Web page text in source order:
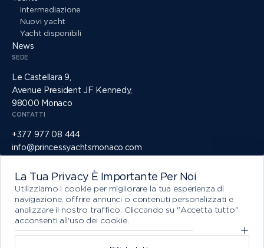
La Tua Privacy È Importante Per Noi
Utilizziamo i cookie per migliorare la tua esperienza di
navigazione, offrire annunci o contenuti personalizzati e
analizzare il nostro traffico. Cliccando su "Accetta tutto"
acconsenti all'uso dei cookie.
Mostra preferenze cookie opzionali
Intermediazione
Nuovi yacht
Yacht disponibili
News
SEDE
Le Castellara 9,
Avenue President JF Kennedy,
98000 Monaco
CONTATTI
+377 977 08 444
info@princessyachtsmonaco.com